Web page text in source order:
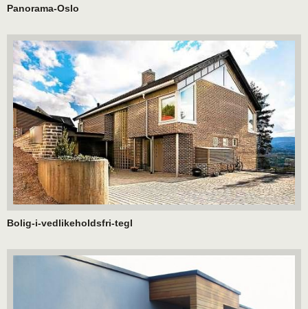
Panorama-Oslo
Bolig-i-vedlikeholdsfri-tegl